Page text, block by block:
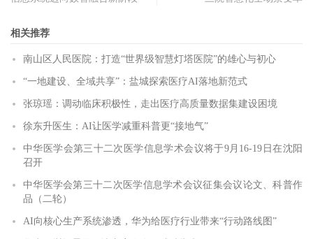
相关推荐
南山区人民医院：打造“世界级智慧灯塔医院”的雄心与初心
“一地建设、全域共享”：盐城探索医疗AI落地新范式
张琼瑶：调动临床积极性，走出医疗高质量数据集建设困境
徐东升医生：AI让医学减重科普更“接地气”
中华医学会第三十二次医学信息学术会议将于9月16-19日在沈阳
召开
中华医学会第三十二次医学信息学术会议征集会议论文、科普作
品（二轮）
AI向核心生产系统渗透，华为给医疗行业带来“行动路线图”